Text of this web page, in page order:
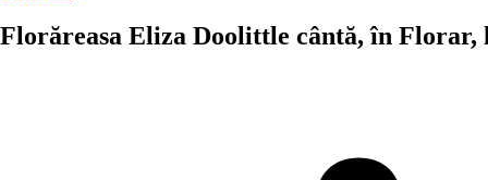
Florăreasa Eliza Doolittle cântă, în Florar,